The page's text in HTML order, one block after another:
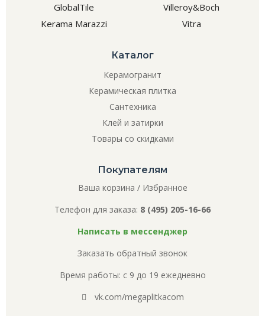
GlobalTile
Kerama Marazzi
Villeroy&Boch
Vitra
Каталог
Керамогранит
Керамическая плитка
Сантехника
Клей и затирки
Товары со скидками
Покупателям
Ваша корзина / Избранное
Телефон для заказа: 8 (495) 205-16-66
Написать в мессенджер
Заказать обратный звонок
Время работы: с 9 до 19 ежедневно
vk.com/megaplitkacom